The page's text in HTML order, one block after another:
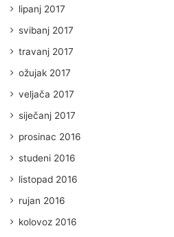
lipanj 2017
svibanj 2017
travanj 2017
ožujak 2017
veljača 2017
siječanj 2017
prosinac 2016
studeni 2016
listopad 2016
rujan 2016
kolovoz 2016